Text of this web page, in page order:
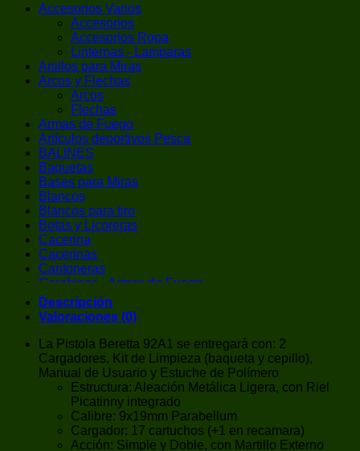
Accesorios Varios
Accesorios
Accesorios Ropa
Linternas - Lamparas
Anillos para Miras
Arcos y Flechas
Arcos
Flechas
Armas de Fuego
Artículos deportivos Pesca
BALINES
Baquetas
Bases para Miras
Blancos
Blancos para tiro
Botas y Licoreras
Cacerina
Cacerinas
Cantoneras
Carabinas - Armas de Fuego
Carabinas de Aire Comprimido
Cargador de Cacerina
Chalecos / Chest Rigs
Chokes
Cintas Adhesivas
CO2
Pistolas CO2
Correas
Cuchillas
Cuchilleria
Cuchillos
Descripción
Valoraciones (0)
La Pistola Beretta 92A1 se entregará con: 2
Cargadores, Kit de Limpieza (baqueta y cepillo),
Manual de Usuario y Estuche de Polímero
Estructura: Aleación Metálica Ligera, con Riel
Picatinny integrado
Calibre: 9x19mm Parabellum
Cargador: 17 cartuchos (+1 en recamara)
Acción: Simple y Doble, con Martillo Externo